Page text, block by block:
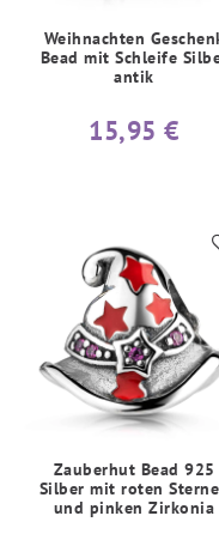
Weihnachten
Bead mit Schleife
antik
15,95 €
Zauberhut Bead 925
Silber mit roten
und pinken Zirkonia